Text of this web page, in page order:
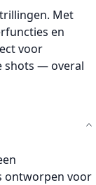
Met
en
voor
shots — overal
ontworpen voor